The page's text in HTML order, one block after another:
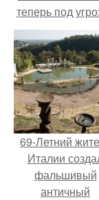
теперь под
мамины нервы.
69-Летний
Италии
фальшивый
античный